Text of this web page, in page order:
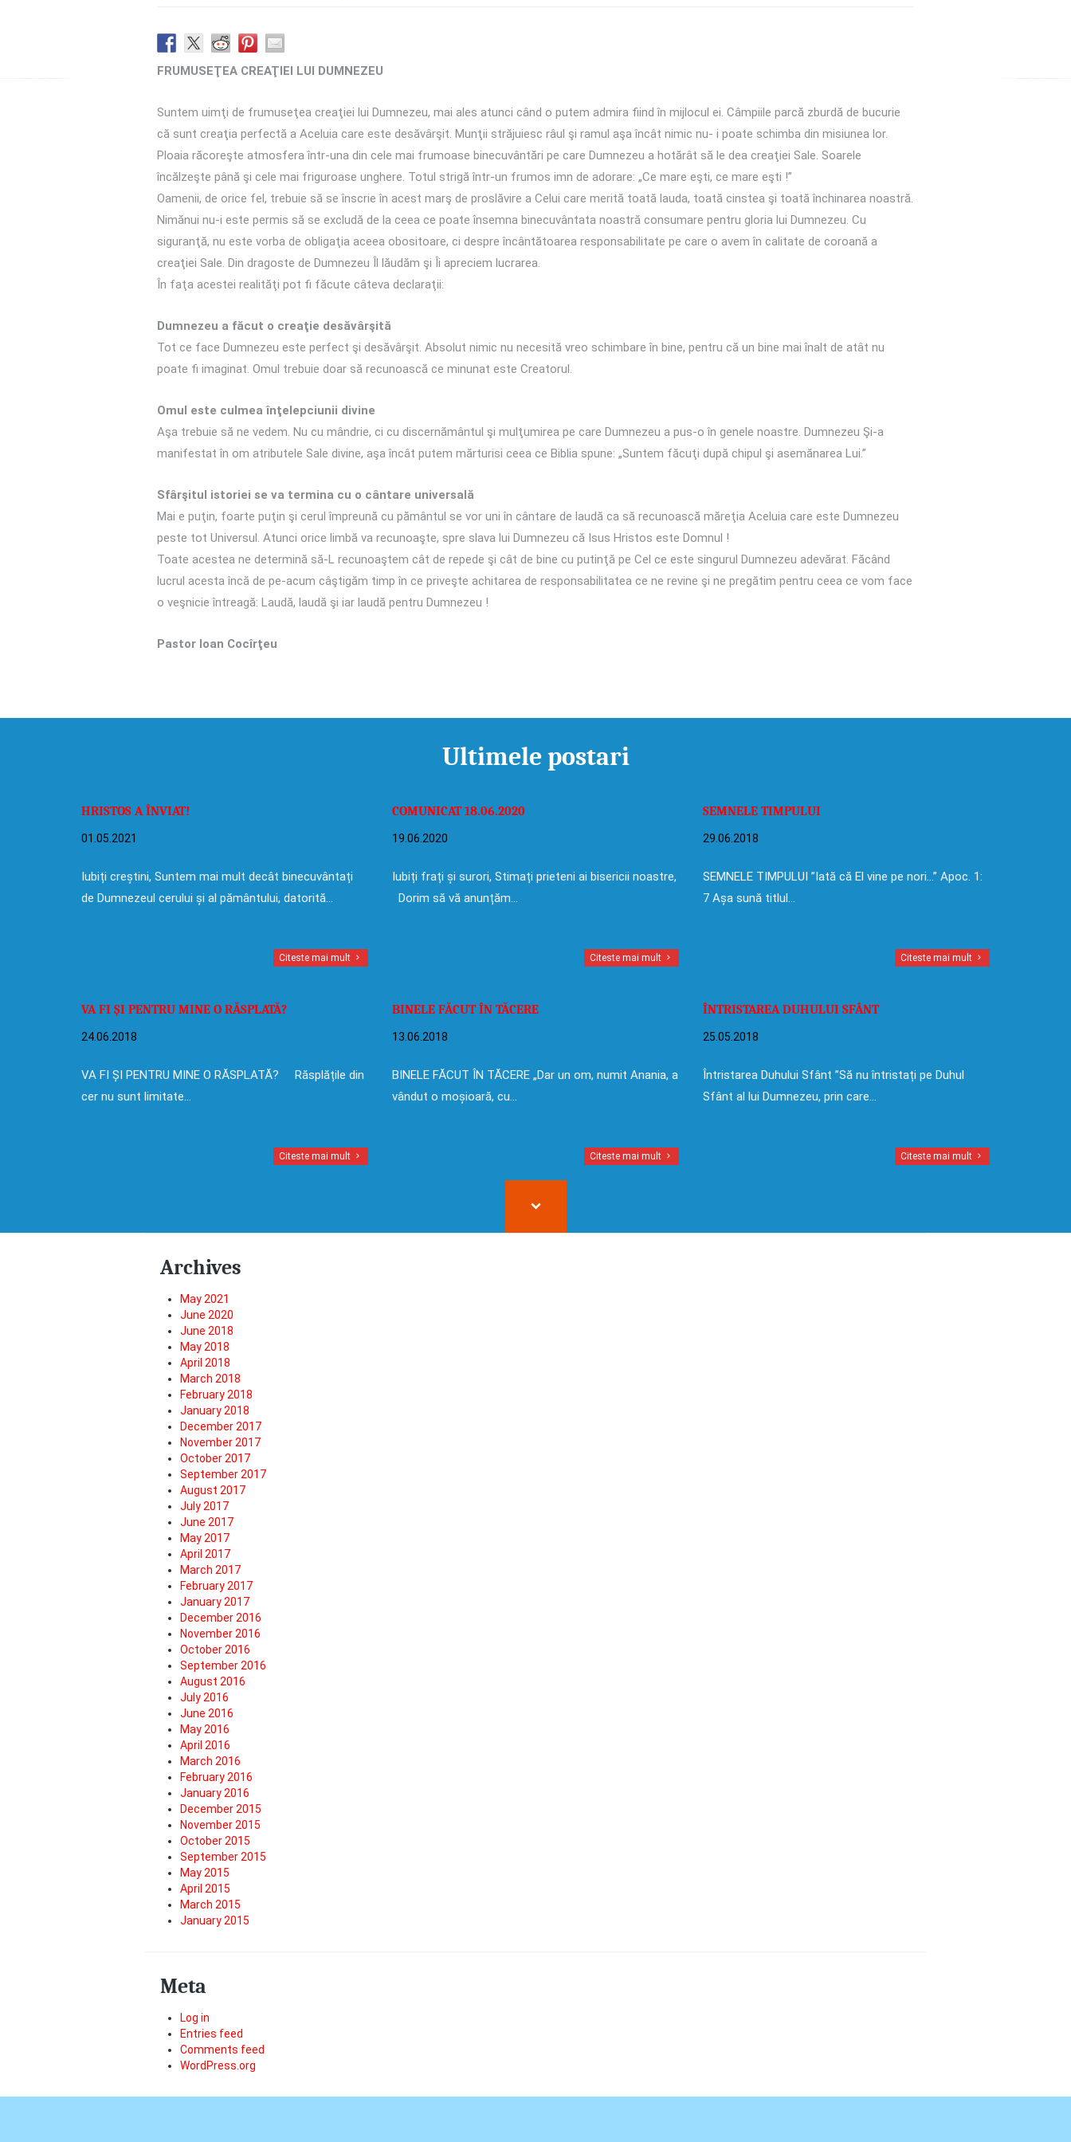
FRUMUSEŢEA CREAŢIEI LUI DUMNEZEU
Suntem uimţi de frumuseţea creaţiei lui Dumnezeu, mai ales atunci când o putem admira fiind în mijlocul ei. Câmpiile parcă zburdă de bucurie
că sunt creaţia perfectă a Aceluia care este desăvârşit. Munţii străjuiesc râul şi ramul aşa încât nimic nu- i poate schimba din misiunea lor.
Ploaia răcoreşte atmosfera într-una din cele mai frumoase binecuvântări pe care Dumnezeu a hotărât să le dea creaţiei Sale. Soarele
încălzeşte până şi cele mai friguroase unghere. Totul strigă într-un frumos imn de adorare: „Ce mare eşti, ce mare eşti !”
Oamenii, de orice fel, trebuie să se înscrie în acest marş de proslăvire a Celui care merită toată lauda, toată cinstea şi toată închinarea noastră.
Nimănui nu-i este permis să se excludă de la ceea ce poate însemna binecuvântata noastră consumare pentru gloria lui Dumnezeu. Cu
siguranţă, nu este vorba de obligaţia aceea obositoare, ci despre încântătoarea responsabilitate pe care o avem în calitate de coroană a
creaţiei Sale. Din dragoste de Dumnezeu Îl lăudăm şi Îi apreciem lucrarea.
În faţa acestei realităţi pot fi făcute câteva declaraţii:
Dumnezeu a făcut o creaţie desăvârşită
Tot ce face Dumnezeu este perfect şi desăvârşit. Absolut nimic nu necesită vreo schimbare în bine, pentru că un bine mai înalt de atât nu
poate fi imaginat. Omul trebuie doar să recunoască ce minunat este Creatorul.
Omul este culmea înţelepciunii divine
Aşa trebuie să ne vedem. Nu cu mândrie, ci cu discernământul şi mulţumirea pe care Dumnezeu a pus-o în genele noastre. Dumnezeu Şi-a
manifestat în om atributele Sale divine, aşa încât putem mărturisi ceea ce Biblia spune: „Suntem făcuţi după chipul şi asemănarea Lui.”
Sfârşitul istoriei se va termina cu o cântare universală
Mai e puţin, foarte puţin şi cerul împreună cu pământul se vor uni în cântare de laudă ca să recunoască măreţia Aceluia care este Dumnezeu
peste tot Universul. Atunci orice limbă va recunoaşte, spre slava lui Dumnezeu că Isus Hristos este Domnul !
Toate acestea ne determină să-L recunoaştem cât de repede şi cât de bine cu putinţă pe Cel ce este singurul Dumnezeu adevărat. Făcând
lucrul acesta încă de pe-acum câştigăm timp în ce priveşte achitarea de responsabilitatea ce ne revine şi ne pregătim pentru ceea ce vom face
o veşnicie întreagă: Laudă, laudă şi iar laudă pentru Dumnezeu !
Pastor Ioan Cocîrţeu
Ultimele postari
HRISTOS A ÎNVIAT!
01.05.2021
Iubiți creștini, Suntem mai mult decât binecuvântați
de Dumnezeul cerului și al pământului, datorită…
Citeste mai mult
COMUNICAT 18.06.2020
19.06.2020
Iubiți frați și surori, Stimați prieteni ai bisericii noastre,
Dorim să vă anunțăm…
Citeste mai mult
SEMNELE TIMPULUI
29.06.2018
SEMNELE TIMPULUI ”Iată că El vine pe nori…” Apoc. 1:
7 Așa sună titlul…
Citeste mai mult
VA FI ȘI PENTRU MINE O RĂSPLATĂ?
24.06.2018
VA FI ȘI PENTRU MINE O RĂSPLATĂ? Răsplățile din
cer nu sunt limitate…
Citeste mai mult
BINELE FĂCUT ÎN TĂCERE
13.06.2018
BINELE FĂCUT ÎN TĂCERE „Dar un om, numit Anania, a
vândut o moșioară, cu…
Citeste mai mult
ÎNTRISTAREA DUHULUI SFÂNT
25.05.2018
Întristarea Duhului Sfânt ”Să nu întristați pe Duhul
Sfânt al lui Dumnezeu, prin care…
Citeste mai mult
Archives
May 2021
June 2020
June 2018
May 2018
April 2018
March 2018
February 2018
January 2018
December 2017
November 2017
October 2017
September 2017
August 2017
July 2017
June 2017
May 2017
April 2017
March 2017
February 2017
January 2017
December 2016
November 2016
October 2016
September 2016
August 2016
July 2016
June 2016
May 2016
April 2016
March 2016
February 2016
January 2016
December 2015
November 2015
October 2015
September 2015
May 2015
April 2015
March 2015
January 2015
Meta
Log in
Entries feed
Comments feed
WordPress.org